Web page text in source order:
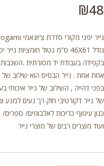
₪48
בקפידה בעבודת יד מסורתית
אחת אחת . נייר הבסיס הוא שילוב של
בפני דהייה , השילוב של נייר איכותי
של נייר דקורטיבי חזק רך נעים למגע
כגון עיטוף כריכות לאלבומים/
ועוד מוצרים רבים של מוצרי נייר